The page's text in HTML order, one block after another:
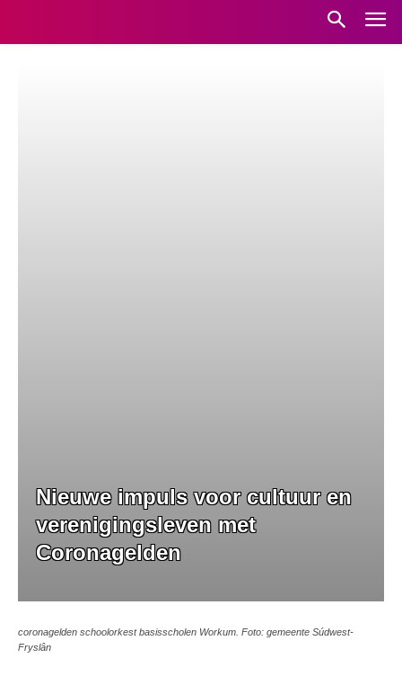
Nieuwe impuls voor cultuur en
verenigingsleven met
Coronagelden
coronagelden schoolorkest basisscholen Workum. Foto: gemeente Súdwest-
Fryslân